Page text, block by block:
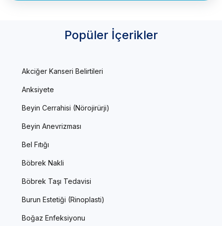
Popüler İçerikler
Akciğer Kanseri Belirtileri
Anksiyete
Beyin Cerrahisi (Nörojirürji)
Beyin Anevrizması
Bel Fıtığı
Böbrek Nakli
Böbrek Taşı Tedavisi
Burun Estetiği (Rinoplasti)
Boğaz Enfeksiyonu